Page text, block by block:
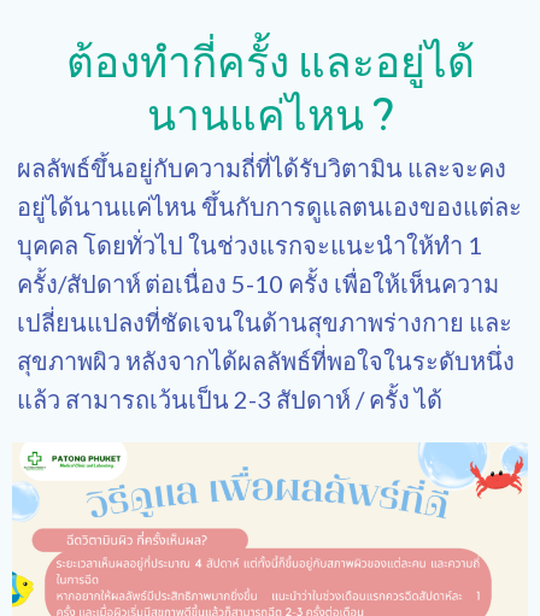
ต้องทำกี่ครั้ง และอยู่ได้
นานแค่ไหน ?
ผลลัพธ์ขึ้นอยู่กับความถี่ที่ได้รับวิตามิน และจะคง
อยู่ได้นานแค่ไหน ขึ้นกับการดูแลตนเองของแต่ละ
บุคคล โดยทั่วไป ในช่วงแรกจะแนะนำให้ทำ 1
ครั้ง/สัปดาห์ ต่อเนื่อง 5-10 ครั้ง เพื่อให้เห็นความ
เปลี่ยนแปลงที่ชัดเจนในด้านสุขภาพร่างกาย และ
สุขภาพผิว หลังจากได้ผลลัพธ์ที่พอใจในระดับหนึ่ง
แล้ว สามารถเว้นเป็น 2-3 สัปดาห์ / ครั้ง ได้